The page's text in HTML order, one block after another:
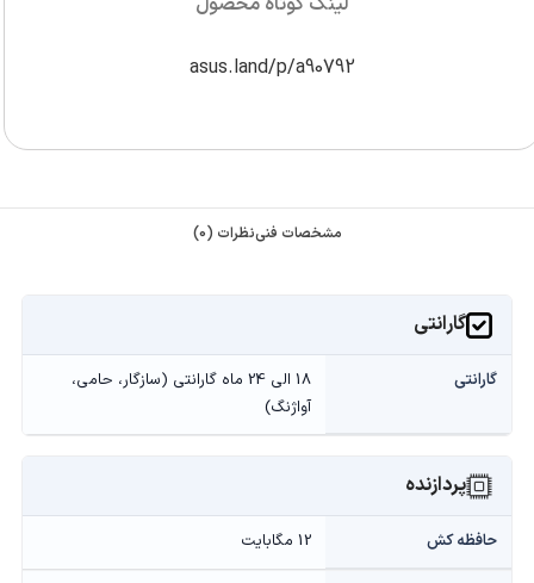
asus.land/p/a90792
مشخصات فنینظرات (0)
گارانتی
گارانتی
18 الی 24 ماه گارانتی (سازگار، حامی،
آواژنگ)
پردازنده
حافظه کش 12 مگابایت